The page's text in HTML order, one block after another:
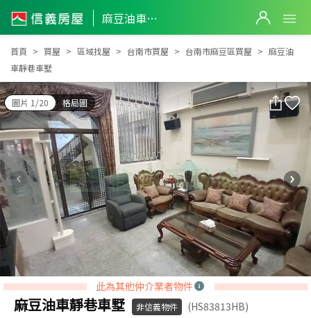
麻豆油車靜巷車墅
麻豆油車靜巷車墅
首頁 買屋 區域找屋 台南市買屋 台南市麻豆區買屋
麻豆油
車靜巷車墅
圖片 1/20 格局圖
此為其他仲介業者物件
麻豆油車靜巷車墅 非信義物件
(HS83813HB)